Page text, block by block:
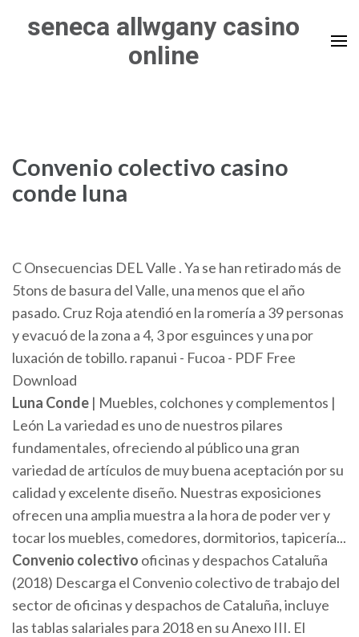
seneca allwgany casino
online
Convenio colectivo casino
conde luna
C Onsecuencias DEL Valle . Ya se han retirado más de
5tons de basura del Valle, una menos que el año
pasado. Cruz Roja atendió en la romería a 39 personas
y evacuó de la zona a 4, 3 por esguinces y una por
luxación de tobillo. rapanui - Fucoa - PDF Free
Download
Luna Conde | Muebles, colchones y complementos |
León La variedad es uno de nuestros pilares
fundamentales, ofreciendo al público una gran
variedad de artículos de muy buena aceptación por su
calidad y excelente diseño. Nuestras exposiciones
ofrecen una amplia muestra a la hora de poder ver y
tocar los muebles, comedores, dormitorios, tapicería...
Convenio colectivo oficinas y despachos Cataluña
(2018) Descarga el Convenio colectivo de trabajo del
sector de oficinas y despachos de Cataluña, incluye
las tablas salariales para 2018 en su Anexo III. El